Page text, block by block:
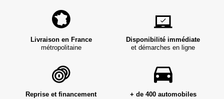
Livraison en France
métropolitaine
Disponibilité immédiate
et démarches en ligne
Reprise et financement
+ de 400 automobiles